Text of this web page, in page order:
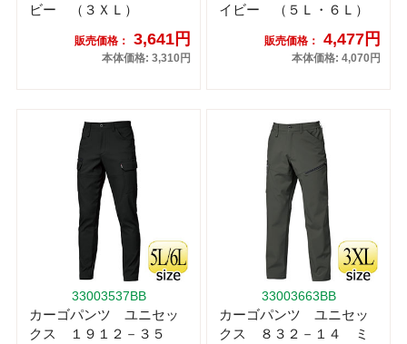
ビー （３ＸＬ）
販売価格： 3,641円
本体価格: 3,310円
イビー （５Ｌ・６Ｌ）
販売価格： 4,477円
本体価格: 4,070円
33003537BB
カーゴパンツ ユニセッ
クス １９１２－３５
33003663BB
カーゴパンツ ユニセッ
クス ８３２－１４ ミ